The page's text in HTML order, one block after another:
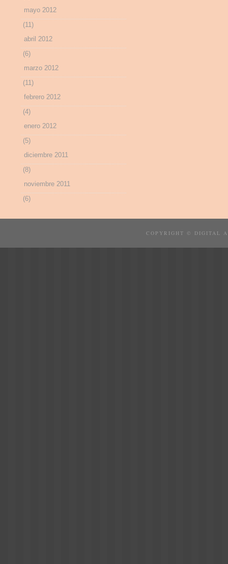
mayo 2012
(11)
abril 2012
(6)
marzo 2012
(11)
febrero 2012
(4)
enero 2012
(5)
diciembre 2011
(8)
noviembre 2011
(6)
COPYRIGHT © DIGITAL